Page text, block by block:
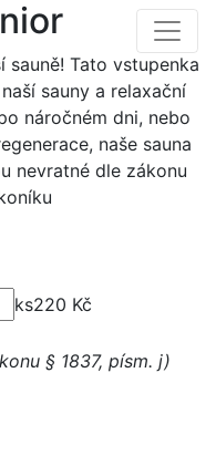
Tato vstupenka
sauny a relaxační
náročném dni, nebo
naše sauna
nevratné dle zákonu
ks220 Kč
§ 1837, písm. j)